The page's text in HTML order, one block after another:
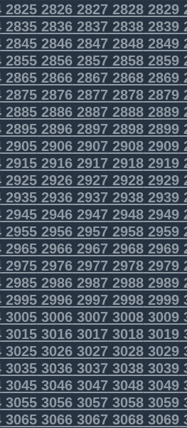
28252826282728282829
28352836283728382839
28452846284728482849
28552856285728582859
28652866286728682869
28752876287728782879
28852886288728882889
28952896289728982899
29052906290729082909
29152916291729182919
29252926292729282929
29352936293729382939
29452946294729482949
29552956295729582959
29652966296729682969
29752976297729782979
29852986298729882989
29952996299729982999
30053006300730083009
30153016301730183019
30253026302730283029
30353036303730383039
30453046304730483049
30553056305730583059
30653066306730683069